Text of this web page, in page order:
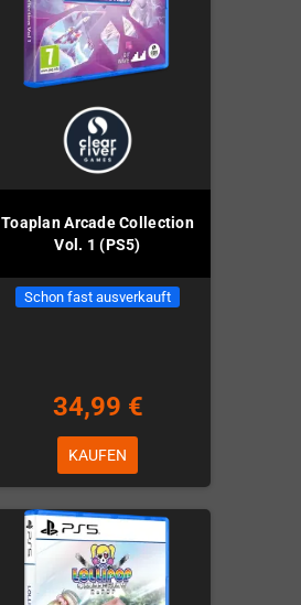
Toaplan Arcade Collection
Vol. 1 (PS5)
Schon fast ausverkauft
34,99 €
KAUFEN